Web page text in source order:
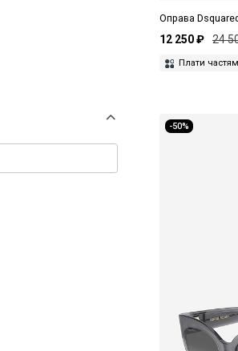
Оправа
12 250 ₽ 24
Плати
-50%